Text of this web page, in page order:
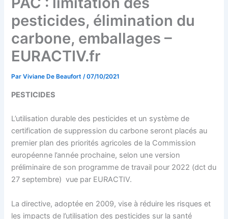
pesticides, élimination du
carbone, emballages –
EURACTIV.fr
ParViviane De Beaufort/07/10/2021
PESTICIDES
L’utilisation durable des pesticides et un système de
certification de suppression du carbone seront placés au
premier plan des priorités agricoles de la Commission
européenne l’année prochaine, selon une version
préliminaire de son programme de travail pour 2022 (dct du
27 septembre) vue par EURACTIV.
La directive, adoptée en 2009, vise à réduire les risques et
les impacts de l’utilisation des pesticides sur la santé